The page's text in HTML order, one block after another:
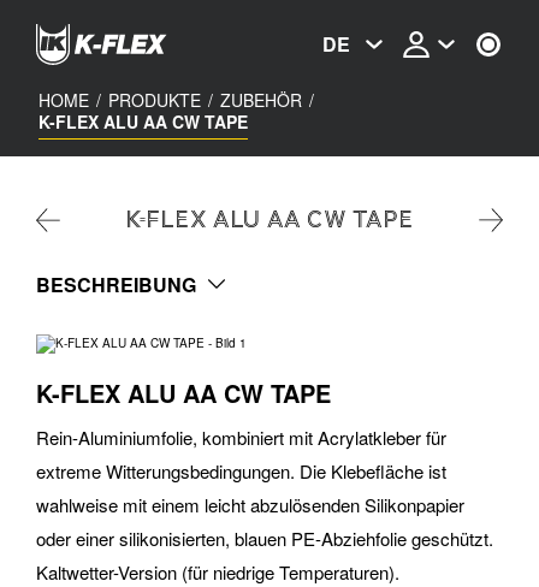
content
DE
HOME / PRODUKTE / ZUBEHÖR /
K-FLEX ALU AA CW TAPE
K-FLEX ALU AA CW TAPE
BESCHREIBUNG
K-FLEX ALU AA CW TAPE
Rein-Aluminiumfolie, kombiniert mit Acrylatkleber für
extreme Witterungsbedingungen. Die Klebefläche ist
wahlweise mit einem leicht abzulösenden Silikonpapier
oder einer silikonisierten, blauen PE-Abziehfolie geschützt.
Kaltwetter-Version (für niedrige Temperaturen).